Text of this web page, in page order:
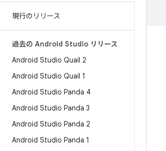
現行のリリース
過去の Android Studio リリース
Android Studio Quail 2
Android Studio Quail 1
Android Studio Panda 4
Android Studio Panda 3
Android Studio Panda 2
Android Studio Panda 1